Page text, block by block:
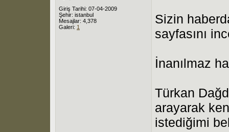
Giriş Tarihi: 07-04-2009
Şehir: istanbul
Mesajlar: 4,378
Galeri: 1
Sizin
sayfasını
İnanılmaz
Türkan
arayarak
istediğimi